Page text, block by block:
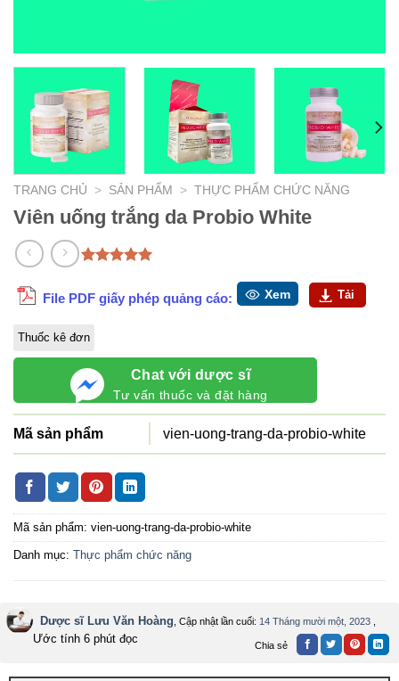
TRANG CHỦ > SẢN PHẨM > THỰC PHẨM CHỨC NĂNG
Chat với dược sĩ
Tư vấn thuốc và đặt hàng
Viên uống trắng da Probio White
Thuốc kê đơn
dựa trên
đánh giá
File PDF giấy phép quảng cáo: Xem Tải
Mã sản phẩm vien-uong-trang-da-probio-white
Mã sản phẩm: vien-uong-trang-da-probio-white
Danh mục: Thực phẩm chức năng
Dược sĩ Lưu Văn Hoàng , Cập nhật lần cuối: 14 Tháng mười một, 2023
Ước tính 6 phút đọc Chia sẻ